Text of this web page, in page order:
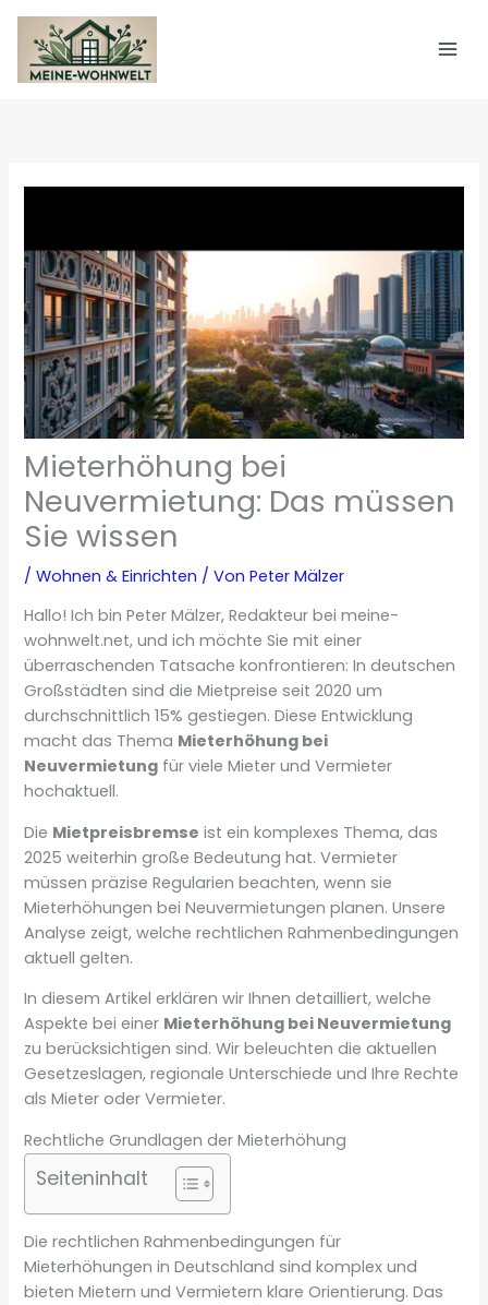
Zum
Inhalt
springen
Mieterhöhung bei
Neuvermietung: Das müssen
Sie wissen
/Wohnen & Einrichten / VonPeter Mälzer
Hallo! Ich bin Peter Mälzer, Redakteur bei meine-
wohnwelt.net, und ich möchte Sie mit einer
überraschenden Tatsache konfrontieren: In deutschen
Großstädten sind die Mietpreise seit 2020 um
durchschnittlich 15% gestiegen. Diese Entwicklung
macht das Thema Mieterhöhung bei
Neuvermietung für viele Mieter und Vermieter
hochaktuell.
Die Mietpreisbremse ist ein komplexes Thema, das
2025 weiterhin große Bedeutung hat. Vermieter
müssen präzise Regularien beachten, wenn sie
Mieterhöhungen bei Neuvermietungen planen. Unsere
Analyse zeigt, welche rechtlichen Rahmenbedingungen
aktuell gelten.
In diesem Artikel erklären wir Ihnen detailliert, welche
Aspekte bei einer Mieterhöhung bei Neuvermietung
zu berücksichtigen sind. Wir beleuchten die aktuellen
Gesetzeslagen, regionale Unterschiede und Ihre Rechte
als Mieter oder Vermieter.
Rechtliche Grundlagen der Mieterhöhung
Seiteninhalt
Die rechtlichen Rahmenbedingungen für
Mieterhöhungen in Deutschland sind komplex und
bieten Mietern und Vermietern klare Orientierung. Das